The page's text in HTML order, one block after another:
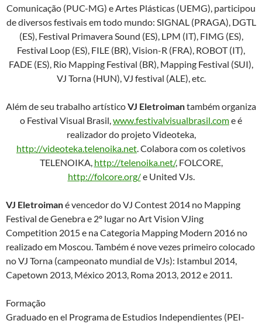
Comunicação (PUC-MG) e Artes Plásticas (UEMG), participou
de diversos festivais em todo mundo: SIGNAL (PRAGA), DGTL
(ES‏), Festival Primavera Sound (ES‏), LPM (IT), FIMG (ES‏),
Festival Loop (ES‏), FILE (BR), Vision-R (FRA), ROBOT (IT‏),
FADE (ES‏), Rio Mapping Festival (BR), Mapping Festival (SUI),
VJ Torna (HUN), VJ festival (ALE), etc.
Além de seu trabalho artísticoVJ Eletroimantambém organiza
o Festival Visual Brasil, www.festivalvisualbrasil.come é
realizador do projeto Videoteka,
http://videoteka.telenoika.net . Colabora com os coletivos
TELENOIKA, http://telenoika.net/, FOLCORE,
http://folcore.org/e United VJs.
VJ Eletroimané vencedor do VJ Contest 2014 no Mapping
Festival de Genebra e 2º lugar no Art Vision VJing
Competition 2015 e na Categoria Mapping Modern 2016 no
realizado em Moscou. Também é nove vezes primeiro colocado
no VJ Torna (campeonato mundial de VJs): Istambul 2014,
Capetown 2013, México 2013, Roma 2013, 2012 e 2011.
Formação
Graduado en el Programa de Estudios Independientes (PEI-